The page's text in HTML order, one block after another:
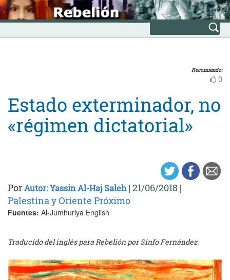
Skip
to
content
INICIO
Avanzada
Recomiendo:
0
Estado exterminador, no
«régimen dictatorial»
PorAutor: Yassin Al-Haj Saleh| 21/06/2018 |
Palestina y Oriente Próximo
Fuentes: Al-Jumhuriya English
Traducido del inglés para Rebelión por Sinfo Fernández.